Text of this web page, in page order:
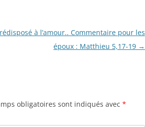
à l’amour.. Commentaire pour les
époux : Matthieu 5,17-19 →
obligatoires sont indiqués avec *